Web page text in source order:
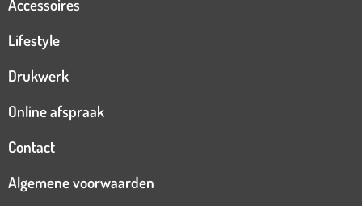
Accessoires
Lifestyle
Drukwerk
Online afspraak
Contact
Algemene voorwaarden